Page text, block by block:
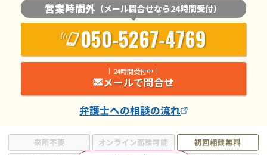
来所不要 オンライン面談可能
初回相談無料
営業時間外 （メール問合せなら24時間受付）
050-5267-4769
24時間受付中
メールで問合せ
弁護士への相談の流れ